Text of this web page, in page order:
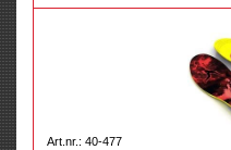
Art.nr.: 40-477